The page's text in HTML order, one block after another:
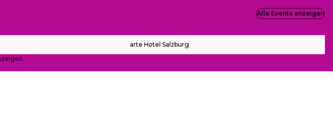
arte Hotel Salzburg
Alle Events anzeigen